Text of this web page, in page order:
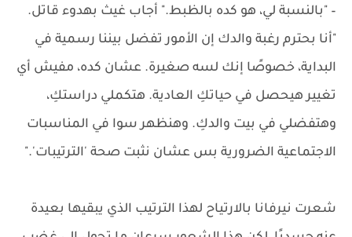
– "بالنسبة لي، هو كده بالظبط." أجاب غيث بهدوء قاتل.
"أنا بحترم رغبة والدك إن الأمور تفضل بيننا رسمية في
البداية، خصوصًا إنك لسه صغيرة. عشان كده، مفيش أي
تغيير هيحصل في حياتكِ العادية. هتكملي دراستكِ،
وهتفضلي في بيت والدكِ. وهنظهر سوا في المناسبات
الاجتماعية الضرورية بس عشان نثبت صحة 'الترتيبات'."
شعرت نيرفانا بالارتياح لهذا الترتيب الذي يبقيها بعيدة